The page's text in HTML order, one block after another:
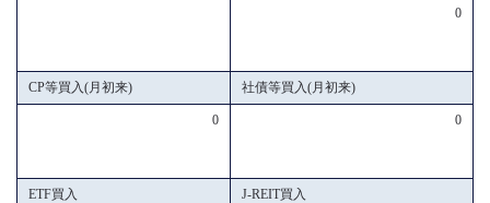
0
CP等買入(月初来) 社債等買入(月初来)
0 0
ETF買入 J-REIT買入